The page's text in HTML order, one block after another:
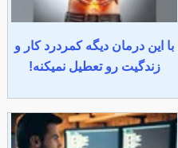
با این درمان دیگه کمردرد کار و
زندگیت رو تعطیل نمیکنه!